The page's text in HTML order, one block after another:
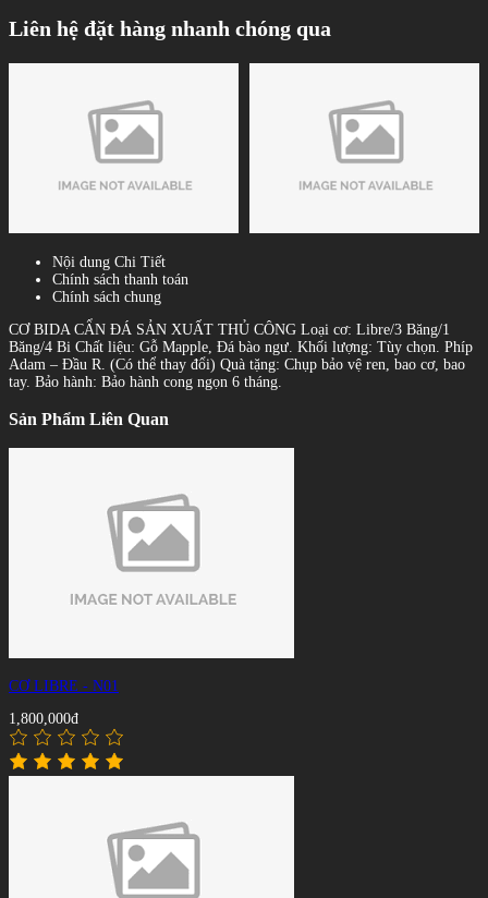
Liên hệ đặt hàng nhanh chóng qua
Nội dung Chi Tiết
Chính sách thanh toán
Chính sách chung
CƠ BIDA CẨN ĐÁ SẢN XUẤT THỦ CÔNG Loại cơ: Libre/3 Băng/1
Băng/4 Bi Chất liệu: Gỗ Mapple, Đá bào ngư. Khối lượng: Tùy chọn. Phíp
Adam – Đầu R. (Có thể thay đổi) Quà tặng: Chụp bảo vệ ren, bao cơ, bao
tay. Bảo hành: Bảo hành cong ngọn 6 tháng.
Sản Phẩm Liên Quan
CƠ LIBRE - N01
1,800,000đ